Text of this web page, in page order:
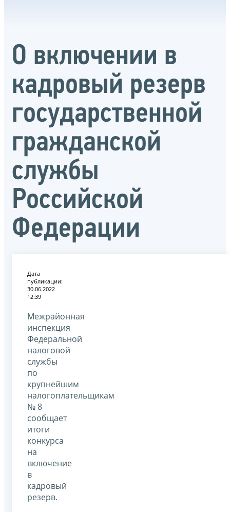
О включении в
кадровый резерв
государственной
гражданской
службы
Российской
Федерации
Дата
публикации:
30.06.2022
12:39
Межрайонная
инспекция
Федеральной
налоговой
службы
по
крупнейшим
налогоплательщикам
№ 8
сообщает
итоги
конкурса
на
включение
в
кадровый
резерв.